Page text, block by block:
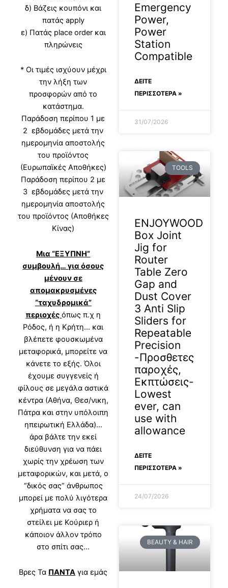
δ) Βάζεις κουπόνι και
πατάς apply
ε) Πατάς place order και
πληρώνεις
* Οι τιμές ισχύουν μέχρι
την λήξη των
προσφορών από το
κατάστημα.
Παράδοση περίπου 1 με
2 εβδομάδες μετά την
ημερομηνία αποστολής
του προϊόντος
(Ευρωπαϊκές Αποθήκες)
Παράδοση περίπου 2 με
3 εβδομάδες μετά την
ημερομηνία αποστολής
του προϊόντος (Αποθήκες
Κίνας)
Μια “ΕΞΥΠΝΗ”
συμβουλή… για όσους
μένουν σε
απομακρυσμένες
“ταχυδρομικά”
περιοχές όπως π.χ η
Ρόδος, ή η Κρήτη… και
βλέπετε φουσκωμένα
μεταφορικά, μπορείτε να
κάνετε το εξής. Όλοι
έχουμε συγγενείς ή
φίλους σε μεγάλα αστικά
κέντρα (Αθήνα, Θεσ/νικη,
Πάτρα και στην υπόλοιπη
ηπειρωτική Ελλάδα)…
άρα βάλτε την εκεί
διεύθυνση για να πάει
χωρίς την χρέωση των
μεταφορικών, και μετά, ο
“δικός σας” άνθρωπος
μπορεί με πολύ λιγότερα
χρήματα να σας το
στείλει με Κούριερ ή
κάποιον άλλον τρόπο
στο σπίτι σας…
Βρες Τα ΠΑΝΤΑ για εμάς
Emergency
Power,
Power
Station
Compatible
ΔΕΊΤΕ
ΠΕΡΙΣΣΟΤΕΡΑ »
31/07/2026
TOOLS
ENJOYWOOD
Box Joint
Jig for
Router
Table Zero
Gap and
Dust Cover
3 Anti Slip
Sliders for
Repeatable
Precision
-Προσθετες
παροχές,
Εκπτώσεις-
Lowest
ever, can
use with
allowance
ΔΕΊΤΕ
ΠΕΡΙΣΣΟΤΕΡΑ »
24/07/2026
BEAUTY & HAIR